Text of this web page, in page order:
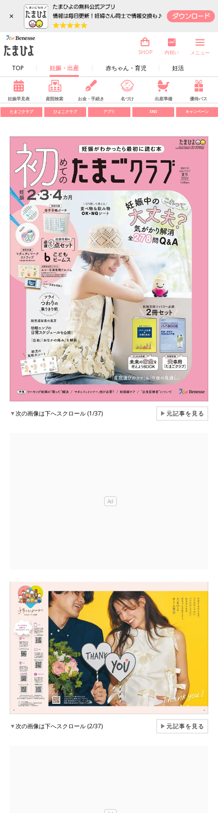
×
TOP 妊娠・出産 赤ちゃん・育児 妊活
SHOP 内祝い メニュー
妊娠早見表 産院検索 お金・手続き 名づけ 出産準備 優待パス
たまごクラブ ひよこクラブ アプリ SNS キャンペーン
▼次の画像は下へスクロール (1/37) ▶元記事を見る
▼次の画像は下へスクロール (2/37) ▶元記事を見る